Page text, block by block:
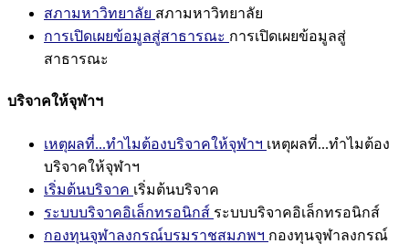
สภามหาวิทยาลัย สภามหาวิทยาลัย
การเปิดเผยข้อมูลสู่สาธารณะ การเปิดเผยข้อมูลสู่
สาธารณะ
บริจาคให้จุฬาฯ
เหตุผลที่...ทำไมต้องบริจาคให้จุฬาฯ เหตุผลที่...ทำไมต้อง
บริจาคให้จุฬาฯ
เริ่มต้นบริจาค เริ่มต้นบริจาค
ระบบบริจาคอิเล็กทรอนิกส์ ระบบบริจาคอิเล็กทรอนิกส์
กองทุนจุฬาลงกรณ์บรมราชสมภพฯ กองทุนจุฬาลงกรณ์